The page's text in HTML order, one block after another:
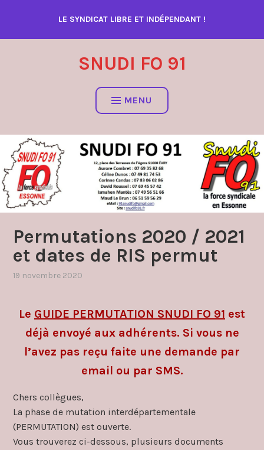
contenu
LE SYNDICAT LIBRE ET INDÉPENDANT !
SNUDI FO 91
MENU
Permutations 2020 / 2021
et dates de RIS permut
19 novembre 2020
capd,
mouvement
inter
(permutations),
réunions
d'information
Le GUIDE PERMUTATION SNUDI FO 91 est
déjà envoyé aux adhérents. Si vous ne
l’avez pas reçu faite une demande par
email ou par SMS.
Chers collègues,
La phase de mutation interdépartementale
(PERMUTATION) est ouverte.
Vous trouverez ci-dessous, plusieurs documents